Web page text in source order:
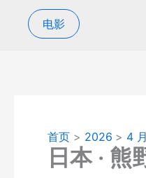
电影
首页 2026 4 月
日本 ·